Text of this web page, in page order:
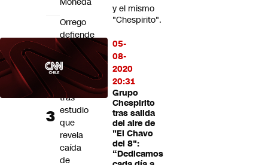
y el mismo
"Chespirito".
05-
08-
2020
20:31
Grupo
Chespirito
tras salida
del aire de
"El Chavo
del 8":
“Dedicamos
Orrego
defiende
obras
en
Plaza
Italia
tras
estudio
que
revela
caída
de